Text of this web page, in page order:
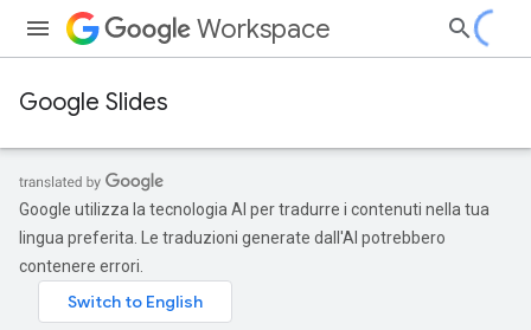
Workspace
Google Slides
Google utilizza la tecnologia AI per tradurre i contenuti nella tua
lingua preferita. Le traduzioni generate dall'AI potrebbero
contenere errori.